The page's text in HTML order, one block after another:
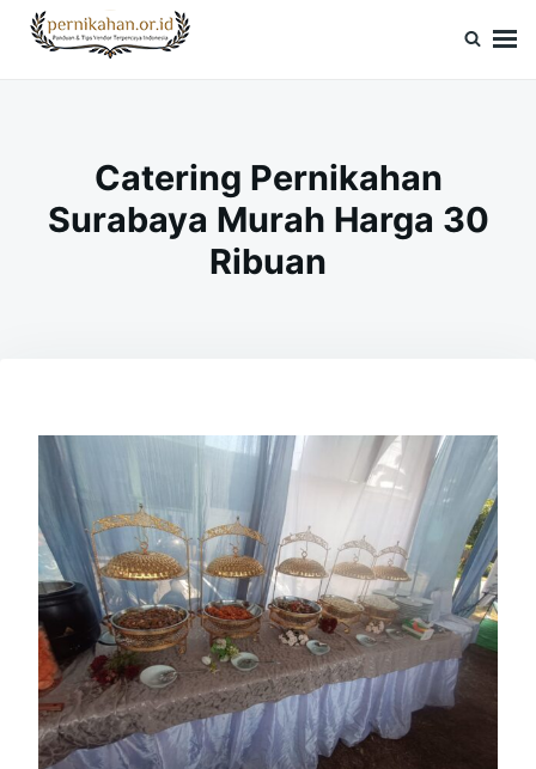
SkipSearch
for:
Catering Pernikahan
Surabaya Murah Harga 30
Ribuan